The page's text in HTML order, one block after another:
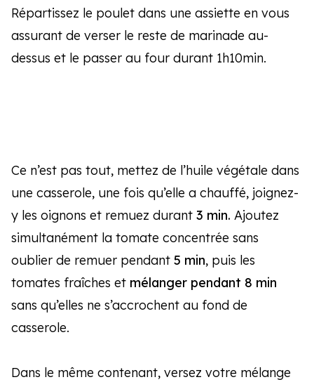
Répartissez le poulet dans une assiette en vous
assurant de verser le reste de marinade au-
dessus et le passer au four durant 1h10min.
Ce n’est pas tout, mettez de l’huile végétale dans
une casserole, une fois qu’elle a chauffé, joignez-
y les oignons et remuez durant 3 min. Ajoutez
simultanément la tomate concentrée sans
oublier de remuer pendant 5 min, puis les
tomates fraîches et mélanger pendant 8 min
sans qu’elles ne s’accrochent au fond de
casserole.
Dans le même contenant, versez votre mélange